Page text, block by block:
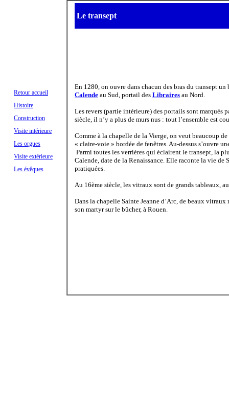
Retour accueil
Histoire
Construction
Visite intérieure
Les orgues
Visite extérieure
Les évêques
Le transept
En 1280, on ouvre dans chacun des bras du transept
Calende au Sud, portail des Libraires au Nord.
Les revers (partie intérieure) des portails sont marqués
siècle, il n’y a plus de murs nus : tout l’ensemble est
Comme à la chapelle de la Vierge, on veut beaucoup
« claire-voie » bordée de fenêtres. Au-dessus s’ouvre
Parmi toutes les verrières qui éclairent le transept, la
Calende, date de la Renaissance. Elle raconte la vie de
pratiquées.
Au 16ème siècle, les vitraux sont de grands tableaux,
Dans la chapelle Sainte Jeanne d’Arc, de beaux
son martyr sur le bûcher, à Rouen.